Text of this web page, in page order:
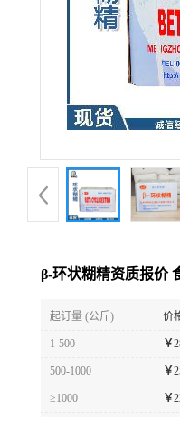
β-环状糊精资质报价
起订量 (公斤) 价
1-500 ￥
500-1000 ￥
≥1000 ￥